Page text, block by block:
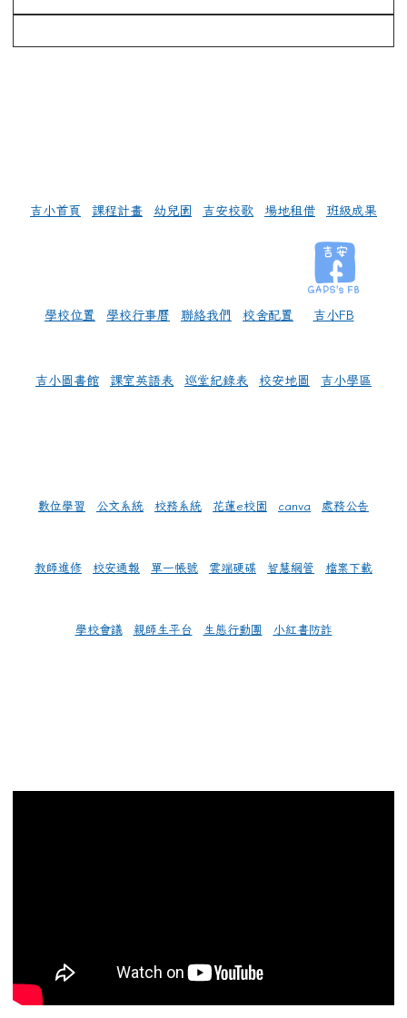
吉小首頁 課程計畫 幼兒園 吉安校歌 場地租借 班級成果
學校位置 學校行事曆 聯絡我們 校舍配置 吉小FB
吉小圖書館 課室英語表 巡堂紀錄表 校安地圖 吉小學區
數位學習 公文系統 校務系統 花蓮e校園 canva 處務公告
教師進修 校安通報 單一帳號 雲端硬碟 智慧網管 檔案下載
學校會議 親師生平台 生態行動團 小紅書防詐